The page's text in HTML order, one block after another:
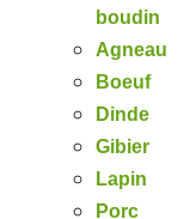
boudin
Agneau
Boeuf
Dinde
Gibier
Lapin
Porc